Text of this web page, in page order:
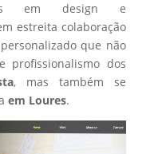
em design e
estreita colaboração
que não
profissionalismo dos
, mas também se
em Loures.